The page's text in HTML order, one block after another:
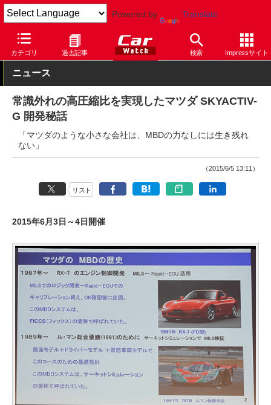
Powered by Translate
カテゴリ 過去記事 検索 Impressサイト
Car Watch 自動車 マツダ その他
ニュース
常識外れの高圧縮比を実現したマツダ SKYACTIV-
G 開発秘話
「マツダのような小さな会社は、MBDの力なしには生き残れ
ない」
（2015/6/5 13:11）
リスト
2015年6月3日～4日開催